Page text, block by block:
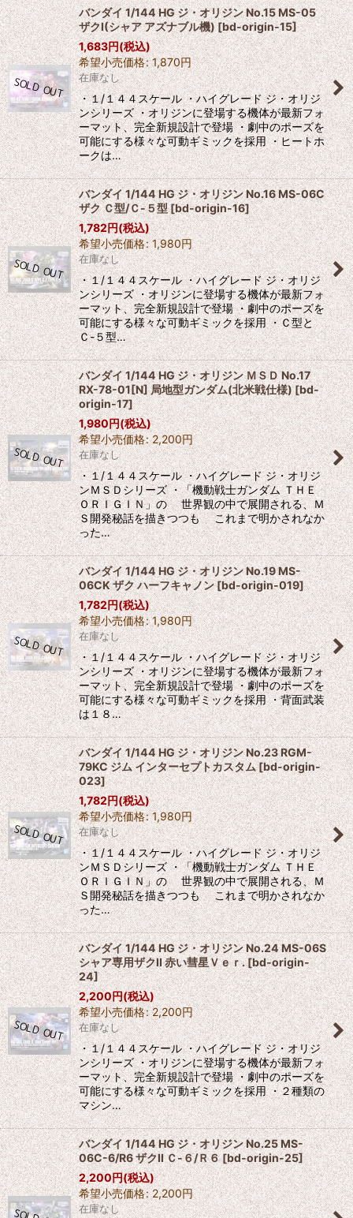
バンダイ 1/144 HG ジ・オリジン No.15 MS-05
ザクI(シャア アズナブル機)[bd-origin-15]
1,683円(税込)
希望小売価格: 1,870円
在庫なし
・１/１４４スケール ・ハイグレード ジ・オリジ
ンシリーズ ・オリジンに登場する機体が最新フォ
ーマット、完全新規設計で登場 ・劇中のポーズを
可能にする様々な可動ギミックを採用 ・ヒートホ
ークは…
バンダイ 1/144 HG ジ・オリジン No.16 MS-06C
ザク Ｃ型/Ｃ-５型[bd-origin-16]
1,782円(税込)
希望小売価格: 1,980円
在庫なし
・１/１４４スケール ・ハイグレード ジ・オリジ
ンシリーズ ・オリジンに登場する機体が最新フォ
ーマット、完全新規設計で登場 ・劇中のポーズを
可能にする様々な可動ギミックを採用 ・Ｃ型と
Ｃ-５型…
バンダイ 1/144 HG ジ・オリジン ＭＳＤ No.17
RX-78-01[N] 局地型ガンダム(北米戦仕様) [bd-
origin-17]
1,980円(税込)
希望小売価格: 2,200円
在庫なし
・１/１４４スケール ・ハイグレード ジ・オリジ
ンＭＳＤシリーズ ・「機動戦士ガンダム ＴＨＥ
ＯＲＩＧＩＮ」の 世界観の中で展開される、Ｍ
Ｓ開発秘話を描きつつも これまで明かされなか
った…
バンダイ 1/144 HG ジ・オリジン No.19 MS-
06CK ザク ハーフキャノン[bd-origin-019]
1,782円(税込)
希望小売価格: 1,980円
在庫なし
・１/１４４スケール ・ハイグレード ジ・オリジ
ンシリーズ ・オリジンに登場する機体が最新フォ
ーマット、完全新規設計で登場 ・劇中のポーズを
可能にする様々な可動ギミックを採用 ・背面武装
は１８…
バンダイ 1/144 HG ジ・オリジン No.23 RGM-
79KC ジム インターセプトカスタム[bd-origin-
023]
1,782円(税込)
希望小売価格: 1,980円
在庫なし
・１/１４４スケール ・ハイグレード ジ・オリジ
ンＭＳＤシリーズ ・「機動戦士ガンダム ＴＨＥ
ＯＲＩＧＩＮ」の 世界観の中で展開される、Ｍ
Ｓ開発秘話を描きつつも これまで明かされなか
った…
バンダイ 1/144 HG ジ・オリジン No.24 MS-06S
シャア専用ザクII 赤い彗星Ｖｅｒ.[bd-origin-
24]
2,200円(税込)
希望小売価格: 2,200円
在庫なし
・１/１４４スケール ・ハイグレード ジ・オリジ
ンシリーズ ・オリジンに登場する機体が最新フォ
ーマット、完全新規設計で登場 ・劇中のポーズを
可能にする様々な可動ギミックを採用 ・２種類の
マシン…
バンダイ 1/144 HG ジ・オリジン No.25 MS-
06C-6/R6 ザクII Ｃ-６/Ｒ６ [bd-origin-25]
2,200円(税込)
希望小売価格: 2,200円
在庫なし